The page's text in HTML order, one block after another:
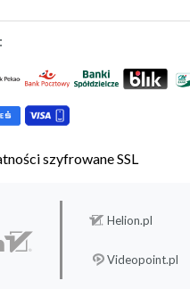
szyfrowane SSL
Helion.pl
Videopoint.pl